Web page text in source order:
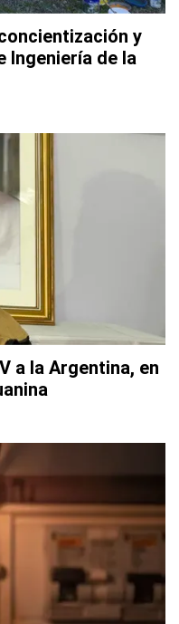
y
Ingeniería de la
a la Argentina, en